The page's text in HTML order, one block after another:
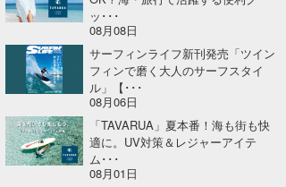
ッ･･･
08月08日
サーフィンライフ新刊発売「ツイン
フィンで磨く大人のサーフスタイ
ル」【･･･
08月06日
「TAVARUA」夏本番！海も街も快
適に。UV対策＆レジャーアイテ
ム･･･
08月01日
Soulman
VAGY
waka☆=
YUKI☆
たっちー